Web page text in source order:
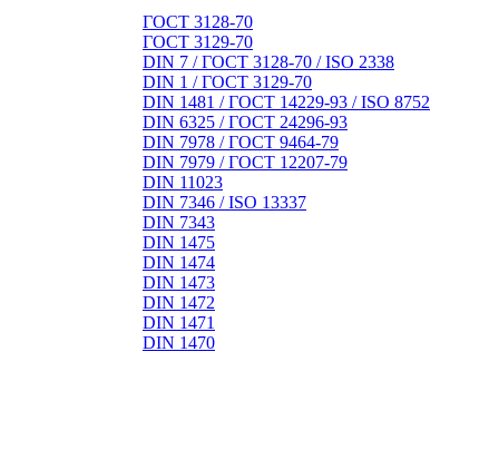
ГОСТ 3128-70
ГОСТ 3129-70
DIN 7 / ГОСТ 3128-70 / ISO 2338
DIN 1 / ГОСТ 3129-70
DIN 1481 / ГОСТ 14229-93 / ISO 8752
DIN 6325 / ГОСТ 24296-93
DIN 7978 / ГОСТ 9464-79
DIN 7979 / ГОСТ 12207-79
DIN 11023
DIN 7346 / ISO 13337
DIN 7343
DIN 1475
DIN 1474
DIN 1473
DIN 1472
DIN 1471
DIN 1470